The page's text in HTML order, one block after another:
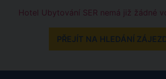
Hotel Ubytování SER nemá již žádné
PŘEJÍT NA HLEDÁNÍ